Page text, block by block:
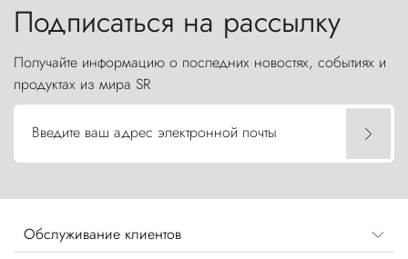
Подписаться на рассылку
Получайте информацию о последних новостях, событиях и
продуктах из мира SR
Введите ваш адрес электронной почты
Обслуживание клиентов